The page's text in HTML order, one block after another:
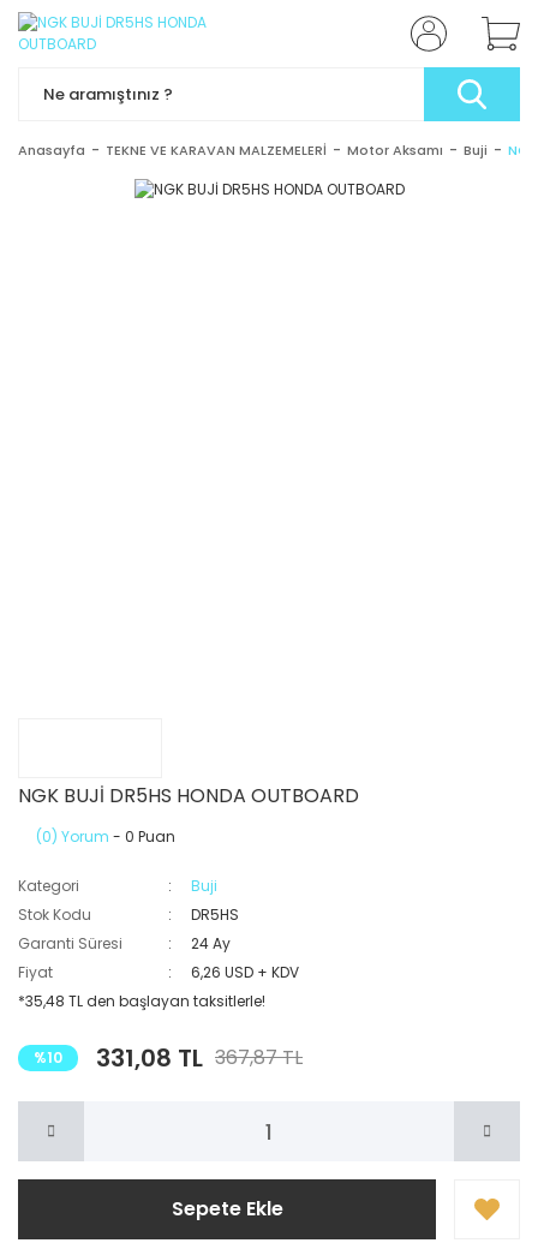
Anasayfa TEKNE VE KARAVAN MALZEMELERİ Motor Aksamı Buji
NGK BUJİ DR5HS HONDA OUTBOARD
(0) Yorum - 0 Puan
Kategori
Buji
Stok Kodu
DR5HS
Garanti Süresi
24 Ay
Fiyat
6,26 USD + KDV
*35,48 TL den başlayan taksitlerle!
%10 331,08 TL 367,87 TL
Sepete Ekle